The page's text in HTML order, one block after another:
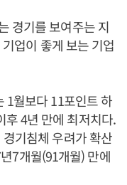
경기를 보여주는 지
업이 좋게 보는 기업
1월보다 11포인트 하
후 4년 만에 최저치다.
기침체 우려가 확산
7개월(91개월) 만에